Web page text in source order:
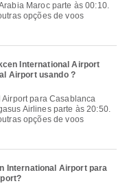
Maroc parte às 00:10.
opções de voos
International Airport
Airport usando ?
Airlines parte às 20:50.
opções de voos
International Airport para